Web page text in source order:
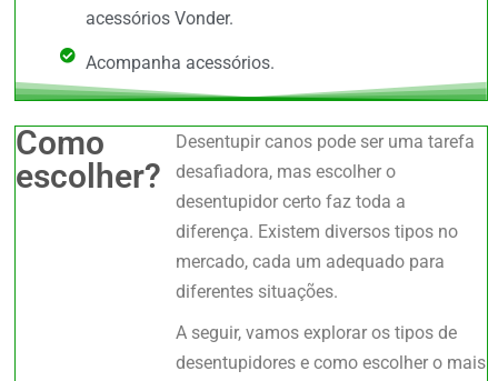
acessórios Vonder.
Acompanha acessórios.
Como
escolher?
Desentupir canos pode ser uma tarefa
desafiadora, mas escolher o
desentupidor certo faz toda a
diferença. Existem diversos tipos no
mercado, cada um adequado para
diferentes situações.
A seguir, vamos explorar os tipos de
desentupidores e como escolher o mais